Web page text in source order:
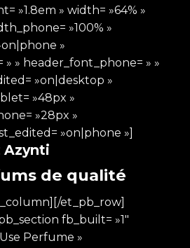
»1.8em » width= »64% »
»100% »
»
» header_font_phone= » »
»on|desktop »
»48px »
»28px »
»on|phone »]
Azynti
de qualité
et_pb_row]
fb_built= »1″
Perfume »